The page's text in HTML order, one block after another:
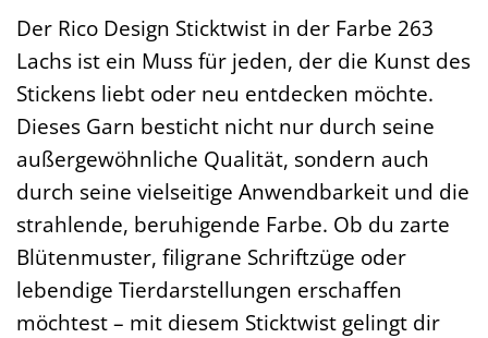
Der Rico Design Sticktwist in der Farbe 263
Lachs ist ein Muss für jeden, der die Kunst des
Stickens liebt oder neu entdecken möchte.
Dieses Garn besticht nicht nur durch seine
außergewöhnliche Qualität, sondern auch
durch seine vielseitige Anwendbarkeit und die
strahlende, beruhigende Farbe. Ob du zarte
Blütenmuster, filigrane Schriftzüge oder
lebendige Tierdarstellungen erschaffen
möchtest – mit diesem Sticktwist gelingt dir